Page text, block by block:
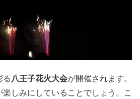
る 八王子花火大会が開催されます。
しみにしていることでしょう。こ